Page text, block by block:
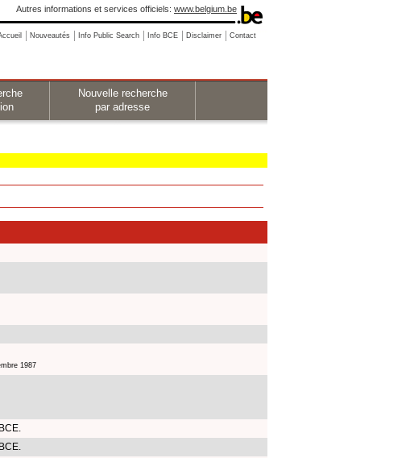
Autres informations et services officiels: www.belgium.be
Nouveautés Info Public Search Info BCE Disclaimer Contact
Nouvelle recherche
par adresse
1987